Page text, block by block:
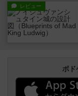
レビュー
ボド